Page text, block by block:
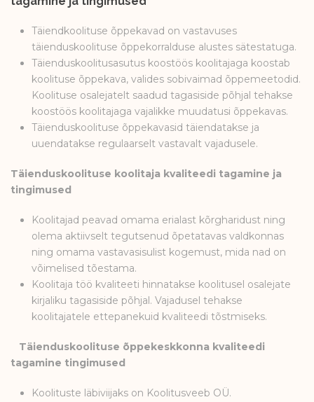
Täiendkoolituse õppekavad on vastavuses
täienduskoolituse õppekorralduse alustes sätestatuga.
Täienduskoolitusasutus koostöös koolitajaga koostab
koolituse õppekava, valides sobivaimad õppemeetodid.
Koolituse osalejatelt saadud tagasiside põhjal tehakse
koostöös koolitajaga vajalikke muudatusi õppekavas.
Täienduskoolituse õppekavasid täiendatakse ja
uuendatakse regulaarselt vastavalt vajadusele.
Täienduskoolituse koolitaja kvaliteedi tagamine ja
tingimused
Koolitajad peavad omama erialast kõrgharidust ning
olema aktiivselt tegutsenud õpetatavas valdkonnas
ning omama vastavasisulist kogemust, mida nad on
võimelised tõestama.
Koolitaja töö kvaliteeti hinnatakse koolitusel osalejate
kirjaliku tagasiside põhjal. Vajadusel tehakse
koolitajatele ettepanekuid kvaliteedi tõstmiseks.
Täienduskoolituse õppekeskkonna kvaliteedi
tagamine tingimused
Koolituste läbiviijaks on Koolitusveeb OÜ.